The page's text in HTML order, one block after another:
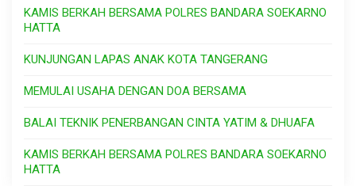
KAMIS BERKAH BERSAMA POLRES BANDARA SOEKARNO
HATTA
KUNJUNGAN LAPAS ANAK KOTA TANGERANG
MEMULAI USAHA DENGAN DOA BERSAMA
BALAI TEKNIK PENERBANGAN CINTA YATIM & DHUAFA
KAMIS BERKAH BERSAMA POLRES BANDARA SOEKARNO
HATTA